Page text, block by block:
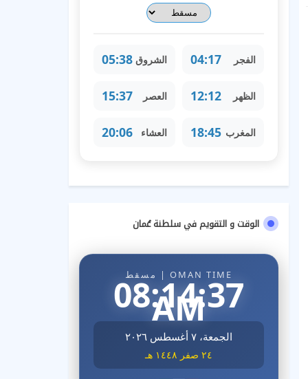
الفجر 04:17 الشروق 05:38
الظهر 12:12 العصر 15:37
المغرب 18:45 العشاء 20:06
الوقت و التقويم في سلطنة عُمان
OMAN TIME | مسقط
08:14:38
AM
الجمعة، ٧ أغسطس ٢٠٢٦
٢٤ صفر ١٤٤٨ هـ